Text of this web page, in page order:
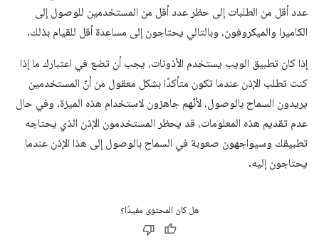
عدد أقل من الطلبات إلى حظر عدد أقل من المستخدمين للوصول إلى
الكاميرا والميكروفون، وبالتالي يحتاجون إلى مساعدة أقل للقيام بذلك.
إذا كان تطبيق الويب يستخدم الأذونات، يجب أن تضع في اعتبارك ما إذا
كنت تطلب الإذن عندما تكون متأكدًا بشكل معقول من أنّ المستخدمين
يريدون السماح بالوصول، لأنّهم جاهزون لاستخدام هذه الميزة. وفي حال
عدم تقديم هذه المعلومات، قد يحظر المستخدمون الإذن الذي يحتاجه
تطبيقك وسيواجهون صعوبة في السماح بالوصول إلى هذا الإذن عندما
يحتاجون إليه.
هل كان المحتوى مفيدًا؟